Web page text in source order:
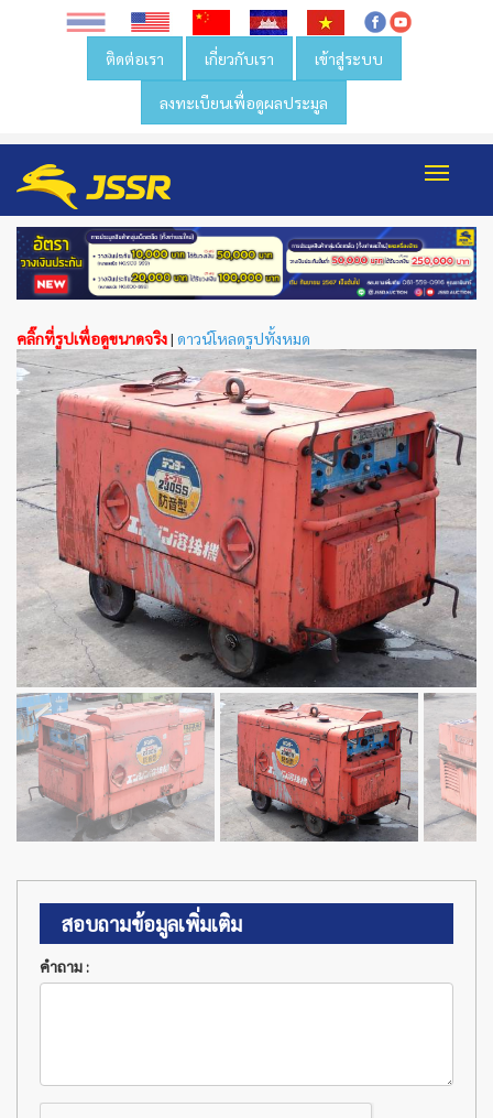
ติดต่อเรา เกี่ยวกับเรา เข้าสู่ระบบ
ลงทะเบียนเพื่อดูผลประมูล
คลิ๊กที่รูปเพื่อดูขนาดจริง| ดาวน์โหลดรูปทั้งหมด
สอบถามข้อมูลเพิ่มเติม
คำถาม :